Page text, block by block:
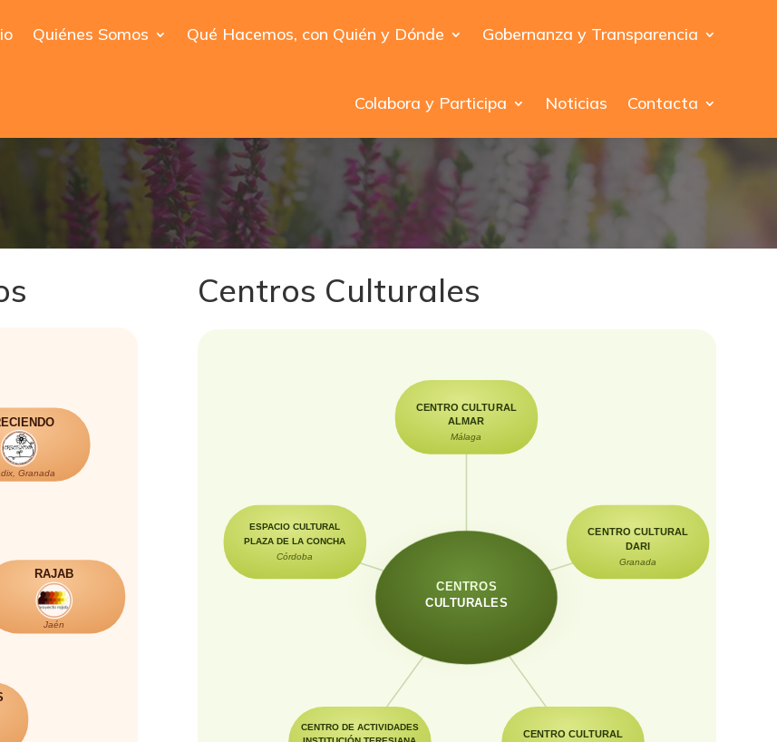
Quiénes Somos Qué Hacemos, con Quién y Dónde Gobernanza y Transparencia
Colabora y Participa Noticias Contacta
Centros Culturales